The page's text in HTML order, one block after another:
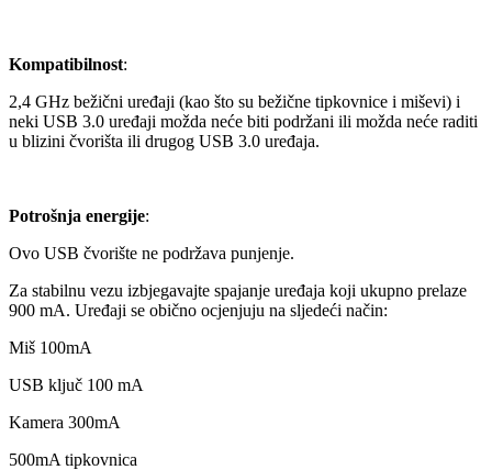
Kompatibilnost:
2,4 GHz bežični uređaji (kao što su bežične tipkovnice i miševi) i
neki USB 3.0 uređaji možda neće biti podržani ili možda neće raditi
u blizini čvorišta ili drugog USB 3.0 uređaja.
Potrošnja energije:
Ovo USB čvorište ne podržava punjenje.
Za stabilnu vezu izbjegavajte spajanje uređaja koji ukupno prelaze
900 mA. Uređaji se obično ocjenjuju na sljedeći način:
Miš 100mA
USB ključ 100 mA
Kamera 300mA
500mA tipkovnica